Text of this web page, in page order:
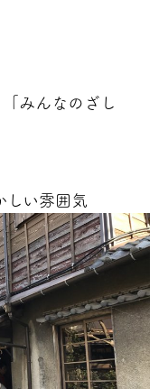
みんなのざし
しい雰囲気